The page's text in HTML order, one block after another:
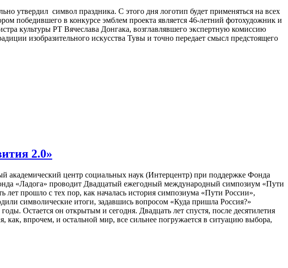
утвердил символ праздника. С этого дня логотип будет применяться на всех
победившего в конкурсе эмблем проекта является 46-летний фотохудожник и
культуры РТ Вячеслава Донгака, возглавлявшего экспертную комиссию
изобразительного искусства Тувы и точно передает смысл предстоящего
2.0»
центр социальных наук (Интерцентр) при поддержке Фонда
«Ладога» проводит Двадцатый ежегодный международный симпозиум «Пути
лет прошло с тех пор, как началась история симпозиума «Пути России»,
символические итоги, задавшись вопросом «Куда пришла Россия?»
Остается он открытым и сегодня. Двадцать лет спустя, после десятилетия
как, впрочем, и остальной мир, все сильнее погружается в ситуацию выбора,